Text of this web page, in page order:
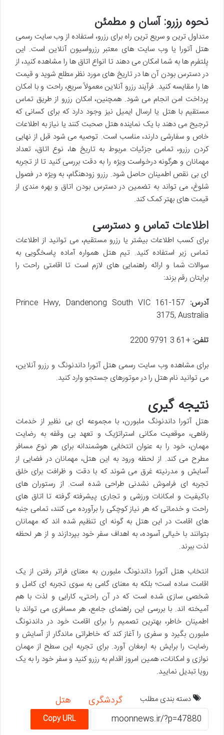
نحوه رزرو: آسان و مطمئن
متداول ترین و سریع ترین راه برای رزرو، استفاده از وب سایت رسمی
هتل آتورا یا وب سایت های معتبر رزرواسیون آنلاین است. این
پلتفرم ها به شما امکان می دهند تا انواع اتاق ها را مشاهده کنید، از
در دسترس بودن آن ها در تاریخ های مورد نظر مطلع شوید و قیمت
ها را مقایسه کنید. فرآیند رزرو آنلاین معمولاً سریع، راحت و با امکان
پرداخت امن انجام می شود. همچنین، امکان رزرو از طریق تماس
مستقیم با هتل یا ارسال ایمیل نیز وجود دارد که برای کسانی که
ترجیح می دهند با یک نماینده هتل صحبت کنند یا نیاز به اطلاعات
خاص و سفارشی دارند، مناسب است. توصیه می شود قبل از نهایی
کردن رزرو، تمامی جزئیات مربوط به تاریخ ها، نوع اتاق، تعداد
مهمانان و هرگونه درخواست ویژه را به دقت بررسی کنید تا از تجربه
ای بی نقص اطمینان حاصل شود. رزرو زودهنگام، به ویژه در فصول
شلوغ، می تواند به تضمین در دسترس بودن اتاق و بهره مندی از
قیمت های بهتر کمک کند.
اطلاعات تماس و دسترسی
برای کسب اطلاعات بیشتر یا رزرو مستقیم، می توانید از اطلاعات
تماس زیر استفاده کنید. تیم هتل همواره آماده پاسخگویی به
سوالات شما و ارائه راهنمایی های لازم است تا اقامتی راحت را
برایتان رقم بزند:
آدرس:
157-161 Prince Hwy, Dandenong South VIC
3175, Australia
تلفن: +61 3 9791 2200
برای مشاهده وب سایت رسمی هتل آتورا داندنونگ و رزرو آنلاین،
می توانید نام هتل را در موتورهای جستجو وارد کنید.
نتیجه گیری
هتل آتورا داندنونگ ملبورن، با مجموعه ای بی نظیر از خدمات
رفاهی، موقعیت مکانی استراتژیک و تعهد بی وقفه به رضایت
مهمان، خود را به عنوان انتخابی هوشمندانه برای هر نوع مسافر
مطرح می کند. از لحظه ورود به این هتل، مهمانان در فضایی از
آسایش و مدرنیته غرق می شوند که با دقت و ظرافت برای خلق
تجربه ای فراموش نشدنی طراحی شده است. از رستوران های
باکیفیت و امکانات ورزشی و تجاری پیشرفته گرفته تا اتاق های
راحت و خدماتی که هر نیاز کوچکی را برآورده می کنند، تمامی جنبه
های اقامت در این هتل به گونه ای تنظیم شده اند که مهمانان
بتوانند با خیالی آسوده، به اهداف سفر خود بپردازند و از هر لحظه
لذت ببرند.
انتخاب هتل آتورا داندنونگ ملبورن به معنای فراتر رفتن از یک
اقامت ساده است؛ بلکه به معنای گامی به سوی تجربه ای کامل و
شخصی سازی شده است که در آن راحتی، کارایی و لذت با هم
آمیخته اند. با بررسی این راهنمای جامع، هر مسافری می تواند با
اطمینان خاطر، بهترین تصمیم را برای اقامت خود در داندنونگ
ملبورن بگیرد و سفری را آغاز کند که خاطراتی ماندگار از آسایش و
رضایت را برایش به ارمغان آورد. برای تجربه این سطح از مهمان
نوازی و امکانات، همین امروز اقدام به رزرو کنید و سفر خود را به یک
رویا تبدیل نمایید.
دسته بندی مطلب گردشگری هتل
Copy URL